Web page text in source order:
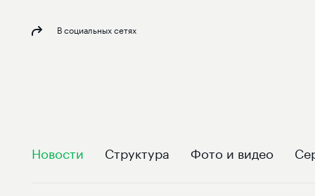
В социальных сетях
Новости Структура Фото и видео